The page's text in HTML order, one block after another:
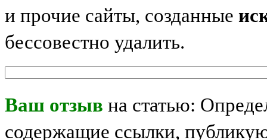
и прочие сайты, созданные
бессовестно удалить.
Ваш отзыв на статью:
содержащие ссылки,